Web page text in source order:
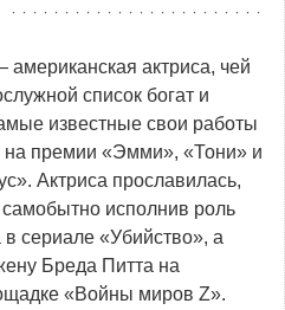
американская актриса, чей
список богат и
известные свои работы
на премии «Эмми», «Тони» и
Актриса прославилась,
самобытно исполнив роль
сериале «Убийство», а
Бреда Питта на
«Войны миров Z».